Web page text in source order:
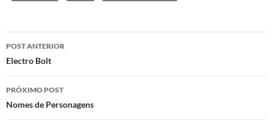
Navegação
de
posts
POST ANTERIOR
Electro Bolt
PRÓXIMO POST
Nomes de Personagens